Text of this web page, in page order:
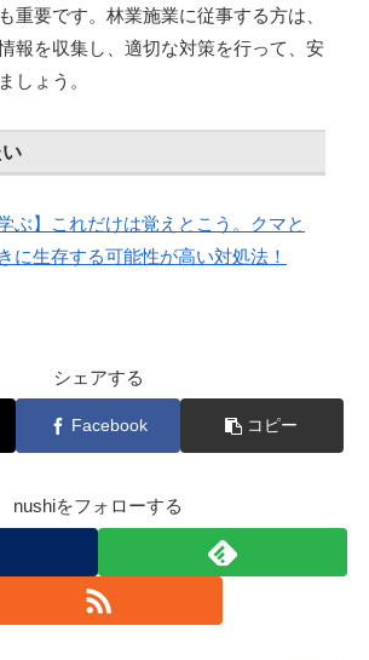
重要です。林業施業に従事する方は、
報を収集し、適切な対策を行って、安
しょう。
ぶ】これだけは覚えとこう。クマと
に生存する可能性が高い対処法！
シェアする
Facebook コピー
nushiをフォローする